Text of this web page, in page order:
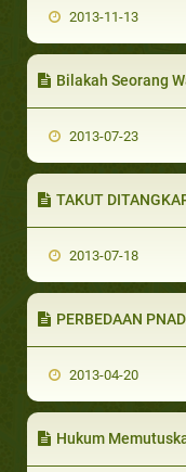
2013-11-13
Bilakah Seorang
2013-07-23
TAKUT DITANGKAP JIKA
2013-07-18
PERBEDAAN
2013-04-20
Hukum Memutuskan